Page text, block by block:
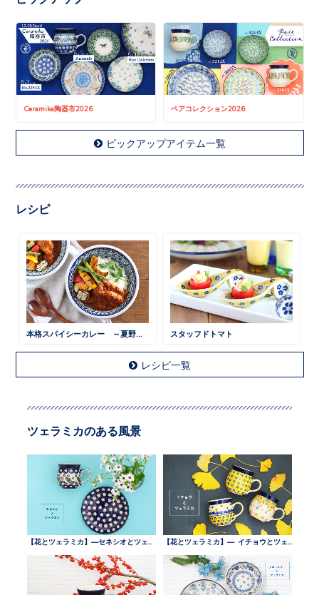
Ceramika陶器市2026 ペアコレクション2026
ピックアップアイテム一覧
レシピ
本格スパイシーカレー ～夏野菜と一緒に～ スタッフドトマト
レシピ一覧
ツェラミカのある風景